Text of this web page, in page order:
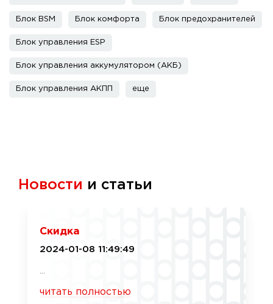
Блок BSM Блок комфорта Блок предохранителей
Блок управления ESP
Блок управления аккумулятором (АКБ)
Блок управления АКПП еще
Новости и статьи
Скидка
2024-01-08 11:49:49
читать полностью